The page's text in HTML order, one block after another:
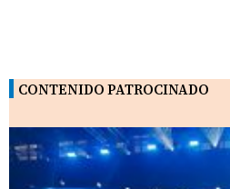
CONTENIDO PATROCINADO